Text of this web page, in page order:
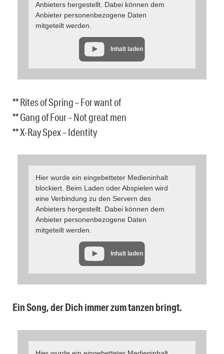
Anbieters hergestellt. Dabei können dem
Anbieter personenbezogene Daten
mitgeteilt werden.
Inhalt laden
** Rites of Spring – For want of
** Gang of Four – Not great men
** X-Ray Spex – Identity
Hier wurde ein eingebetteter Medieninhalt
blockiert. Beim Laden oder Abspielen wird
eine Verbindung zu den Servern des
Anbieters hergestellt. Dabei können dem
Anbieter personenbezogene Daten
mitgeteilt werden.
Inhalt laden
Ein Song, der Dich immer zum tanzen bringt.